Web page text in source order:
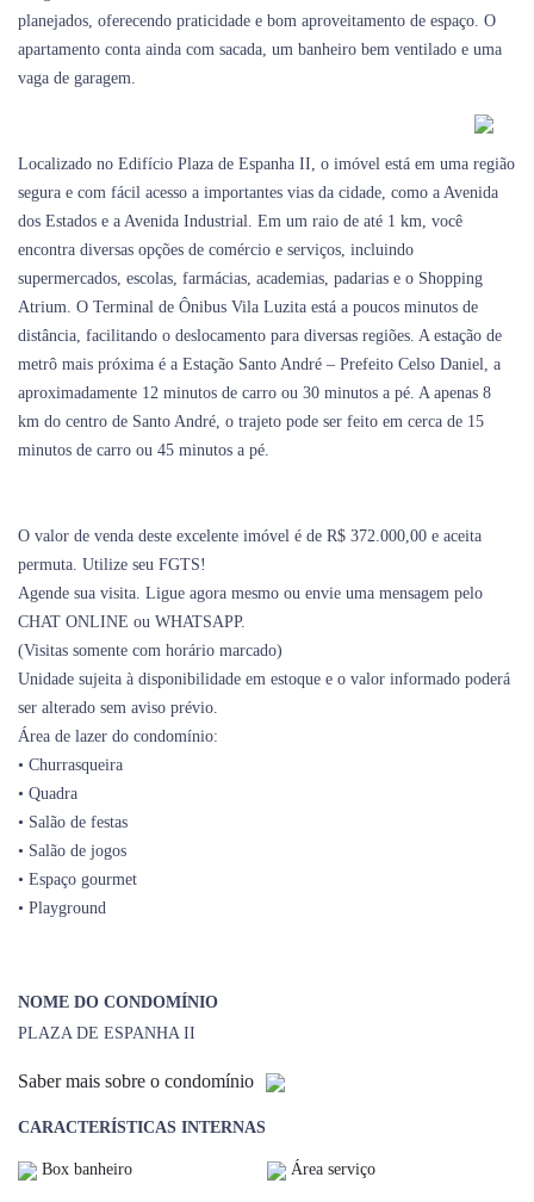
planejados, oferecendo praticidade e bom aproveitamento de espaço. O
apartamento conta ainda com sacada, um banheiro bem ventilado e uma
vaga de garagem.
Localizado no Edifício Plaza de Espanha II, o imóvel está em uma região
segura e com fácil acesso a importantes vias da cidade, como a Avenida
dos Estados e a Avenida Industrial. Em um raio de até 1 km, você
encontra diversas opções de comércio e serviços, incluindo
supermercados, escolas, farmácias, academias, padarias e o Shopping
Atrium. O Terminal de Ônibus Vila Luzita está a poucos minutos de
distância, facilitando o deslocamento para diversas regiões. A estação de
metrô mais próxima é a Estação Santo André – Prefeito Celso Daniel, a
aproximadamente 12 minutos de carro ou 30 minutos a pé. A apenas 8
km do centro de Santo André, o trajeto pode ser feito em cerca de 15
minutos de carro ou 45 minutos a pé.
O valor de venda deste excelente imóvel é de R$ 372.000,00 e aceita
permuta. Utilize seu FGTS!
Agende sua visita. Ligue agora mesmo ou envie uma mensagem pelo
CHAT ONLINE ou WHATSAPP.
(Visitas somente com horário marcado)
Unidade sujeita à disponibilidade em estoque e o valor informado poderá
ser alterado sem aviso prévio.
Área de lazer do condomínio:
• Churrasqueira
• Quadra
• Salão de festas
• Salão de jogos
• Espaço gourmet
• Playground
NOME DO CONDOMÍNIO
PLAZA DE ESPANHA II
Saber mais sobre o condomínio
CARACTERÍSTICAS INTERNAS
Box banheiro Área serviço